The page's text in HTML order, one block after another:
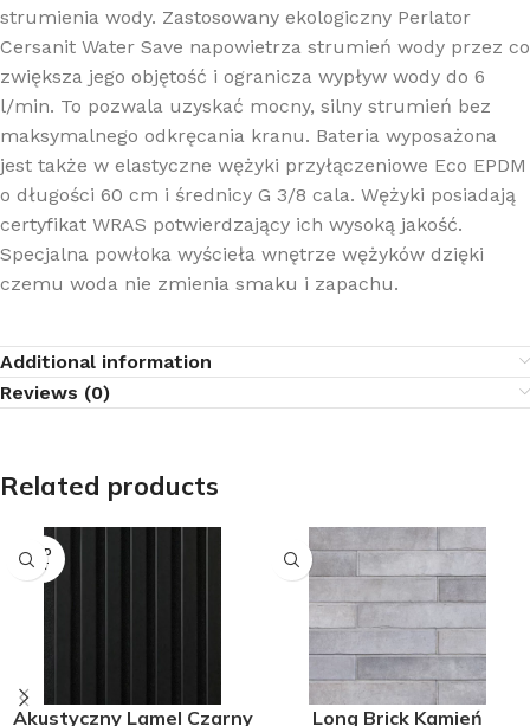
strumienia wody. Zastosowany ekologiczny Perlator
Cersanit Water Save napowietrza strumień wody przez co
zwiększa jego objętość i ogranicza wypływ wody do 6
l/min. To pozwala uzyskać mocny, silny strumień bez
maksymalnego odkręcania kranu. Bateria wyposażona
jest także w elastyczne wężyki przyłączeniowe Eco EPDM
o długości 60 cm i średnicy G 3/8 cala. Wężyki posiadają
certyfikat WRAS potwierdzający ich wysoką jakość.
Specjalna powłoka wyścieła wnętrze wężyków dzięki
czemu woda nie zmienia smaku i zapachu.
Additional information
Reviews (0)
Related products
SOLD
OUT
Akustyczny Lamel Czarny
Long Brick Kamień